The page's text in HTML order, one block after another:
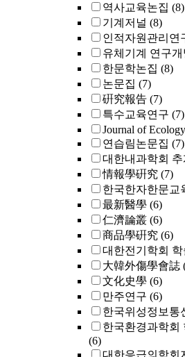
역사교육논집 (8)
기계저널 (8)
인적자원관리연
유체기계 연구
한문학논집 (8)
논문집 (7)
硏究報告 (7)
특수교육연구 (7)
Journal of
연습림논문집 (7)
대한내과학회 추
情報學硏究 (7)
한국한자한문교
最新醫學 (6)
仁濟論叢 (6)
商品學硏究 (6)
대한전기학회
大韓外傷學會誌
文化史學 (6)
만주연구 (6)
한국위성정보통
한국환경과학회
(6)
대한응급의학회